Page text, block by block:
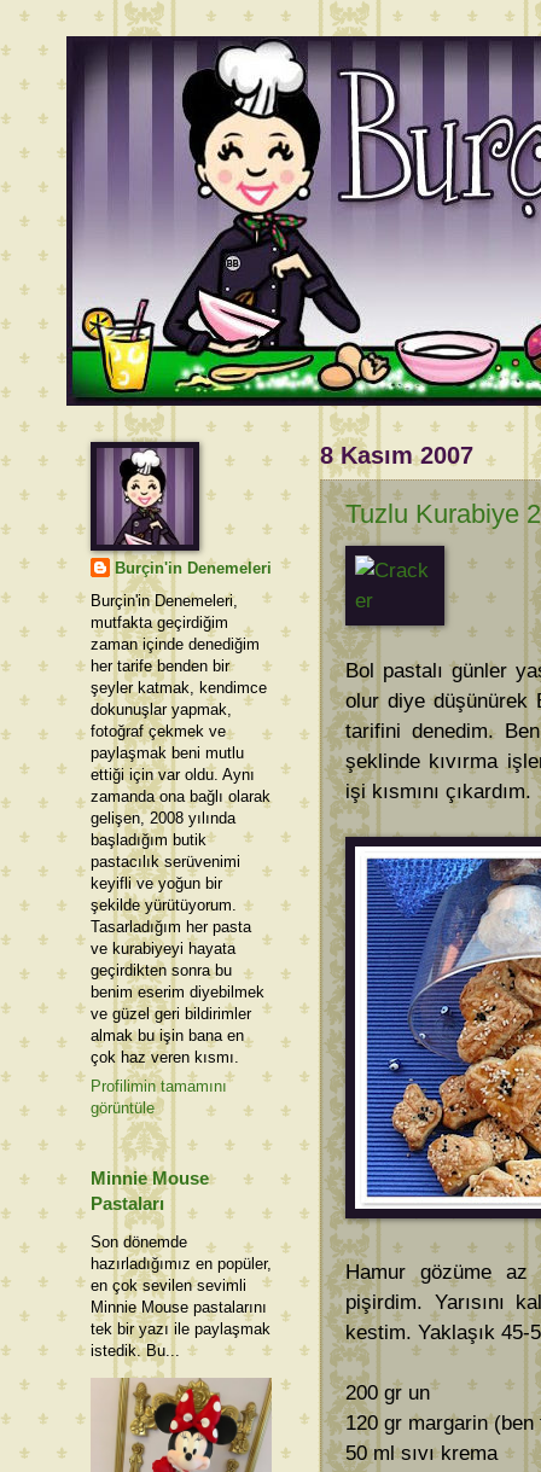
8 Kasım 2007
Tuzlu Kurabiye 2
Bol pastalı günler
olur diye düşünürek
tarifini denedim.
şeklinde kıvırma
işi kısmını çıkardım.
Hamur gözüme
pişirdim. Yarısını
kestim. Yaklaşık 45-
200 gr un
120 gr margarin (ben
50 ml sıvı krema
Burçin'in Denemeleri
Burçin'in Denemeleri,
mutfakta geçirdiğim
zaman içinde denediğim
her tarife benden bir
şeyler katmak, kendimce
dokunuşlar yapmak,
fotoğraf çekmek ve
paylaşmak beni mutlu
ettiği için var oldu. Aynı
zamanda ona bağlı olarak
gelişen, 2008 yılında
başladığım butik
pastacılık serüvenimi
keyifli ve yoğun bir
şekilde yürütüyorum.
Tasarladığım her pasta
ve kurabiyeyi hayata
geçirdikten sonra bu
benim eserim diyebilmek
ve güzel geri bildirimler
almak bu işin bana en
çok haz veren kısmı.
Profilimin tamamını
görüntüle
Minnie Mouse
Pastaları
Son dönemde
hazırladığımız en popüler,
en çok sevilen sevimli
Minnie Mouse pastalarını
tek bir yazı ile paylaşmak
istedik. Bu...